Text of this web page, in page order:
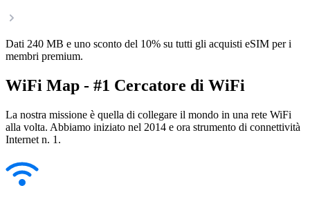
Dati 240 MB e uno sconto del 10% su tutti gli acquisti eSIM per i
membri premium.
WiFi Map - #1 Cercatore di WiFi
La nostra missione è quella di collegare il mondo in una rete WiFi
alla volta. Abbiamo iniziato nel 2014 e ora strumento di connettività
Internet n. 1.